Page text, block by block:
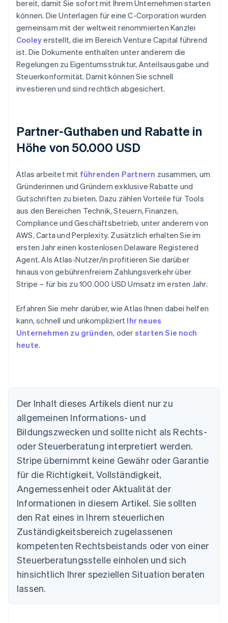
bereit, damit Sie sofort mit Ihrem Unternehmen starten
können. Die Unterlagen für eine C-Corporation wurden
gemeinsam mit der weltweit renommierten Kanzlei
Cooleyerstellt, die im Bereich Venture Capital führend
ist. Die Dokumente enthalten unter anderem die
Regelungen zu Eigentumsstruktur, Anteilsausgabe und
Steuerkonformität. Damit können Sie schnell
investieren und sind rechtlich abgesichert.
Partner-Guthaben und Rabatte in
Höhe von 50.000 USD
Atlas arbeitet mit führenden Partnern zusammen, um
Gründerinnen und Gründern exklusive Rabatte und
Gutschriften zu bieten. Dazu zählen Vorteile für Tools
aus den Bereichen Technik, Steuern, Finanzen,
Compliance und Geschäftsbetrieb, unter anderem von
AWS, Carta und Perplexity. Zusätzlich erhalten Sie im
ersten Jahr einen kostenlosen Delaware Registered
Agent. Als Atlas-Nutzer/in profitieren Sie darüber
hinaus von gebührenfreiem Zahlungsverkehr über
Stripe – für bis zu 100.000 USD Umsatz im ersten Jahr.
Erfahren Sie mehr darüber, wie Atlas Ihnen dabei helfen
kann, schnell und unkompliziert Ihr neues
Unternehmen zu gründen, oder starten Sie noch
heute.
Der Inhalt dieses Artikels dient nur zu
allgemeinen Informations- und
Bildungszwecken und sollte nicht als Rechts-
oder Steuerberatung interpretiert werden.
Stripe übernimmt keine Gewähr oder Garantie
für die Richtigkeit, Vollständigkeit,
Angemessenheit oder Aktualität der
Informationen in diesem Artikel. Sie sollten
den Rat eines in Ihrem steuerlichen
Zuständigkeitsbereich zugelassenen
kompetenten Rechtsbeistands oder von einer
Steuerberatungsstelle einholen und sich
hinsichtlich Ihrer speziellen Situation beraten
lassen.
Australien
Belgien
NederlandsFrançais Deutsch English
Brasilien
Português English
Bulgarien
English
Dänemark
English
Deutschland
Deutsch English
Estland
English